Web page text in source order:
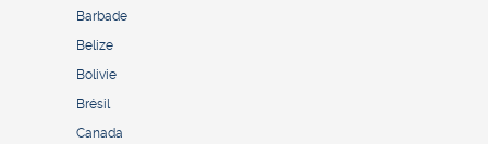
Barbade
Belize
Bolivie
Brésil
Canada